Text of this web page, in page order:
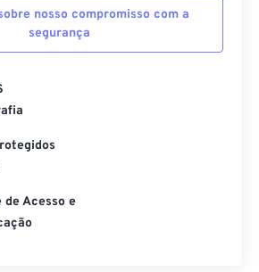
nosso compromisso com a
segurança
de Acesso e